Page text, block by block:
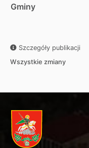
Gminy
Szczegóły publikacji
Wszystkie zmiany